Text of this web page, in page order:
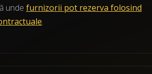
unde furnizorii pot rezerva folosind
.